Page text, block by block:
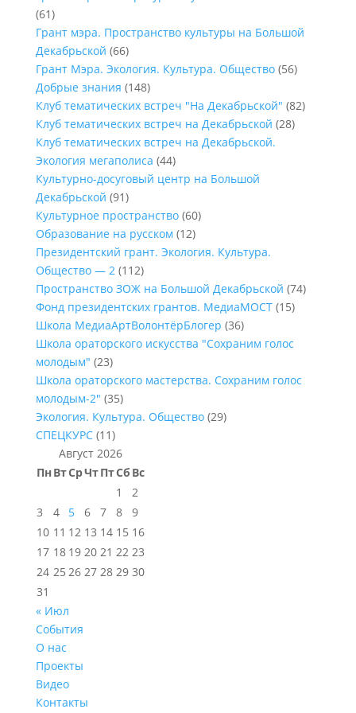
(61)
Грант мэра. Пространство культуры на Большой
Декабрьской (66)
Грант Мэра. Экология. Культура. Общество(56)
Добрые знания (148)
Клуб тематических встреч "На Декабрьской" (82)
Клуб тематических встреч на Декабрьской (28)
Клуб тематических встреч на Декабрьской.
Экология мегаполиса (44)
Культурно-досуговый центр на Большой
Декабрьской (91)
Культурное пространство(60)
Образование на русском (12)
Президентский грант. Экология. Культура.
Общество — 2(112)
Пространство ЗОЖ на Большой Декабрьской (74)
Фонд президентских грантов. МедиаМОСТ(15)
Школа МедиаАртВолонтёрБлогер (36)
Школа ораторского искусства "Сохраним голос
молодым" (23)
Школа ораторского мастерства. Сохраним голос
молодым-2" (35)
Экология. Культура. Общество(29)
СПЕЦКУРС(11)
Август 2026
ПнВтСрЧтПтСб Вс
1
2
3
4 5 6 7 8
9
10 11 12 13 14 15 16
17 18 19 20 21 22 23
24 25 26 27 28 29 30
31
« Июл
События
О нас
Проекты
Видео
Контакты